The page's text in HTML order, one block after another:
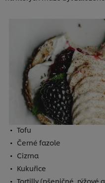
Tofu
Černé fazole
Cizrna
Kukuřice
Tortilly (pšeničné, rýžové